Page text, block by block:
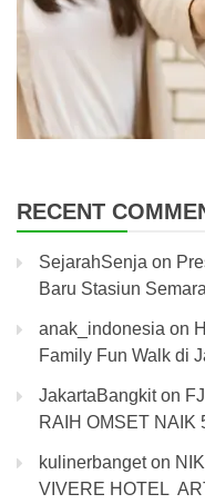
RECENT
SejarahSenja on
Baru Stasiun
anak_indonesia on
Family Fun Walk di
JakartaBangkiton
RAIH OMSET NAIK
kulinerbangeton
VIVERE HOTEL